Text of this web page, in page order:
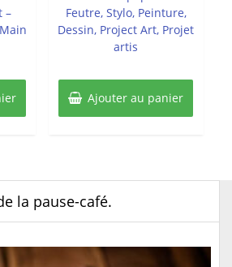
–
Feutre, Stylo, Peinture,
Dessin, Project Art, Projet
artis
Ajouter au panier
la pause-café.